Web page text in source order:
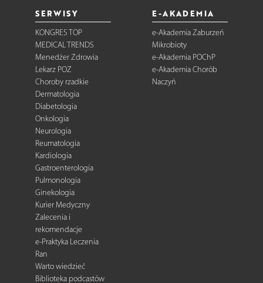
SERWISY
KONGRES TOP
MEDICAL TRENDS
Menedżer Zdrowia
Lekarz POZ
Choroby rzadkie
Dermatologia
Diabetologia
Onkologia
Neurologia
Reumatologia
Kardiologia
Gastroenterologia
Pulmonologia
Ginekologia
Kurier Medyczny
Zalecenia i
rekomendacje
e-Praktyka Leczenia
Ran
Warto wiedzieć
Biblioteka podcastów
E-AKADEMIA
e-Akademia Zaburzeń
Mikrobioty
e-Akademia POChP
e-Akademia Chorób
Naczyń